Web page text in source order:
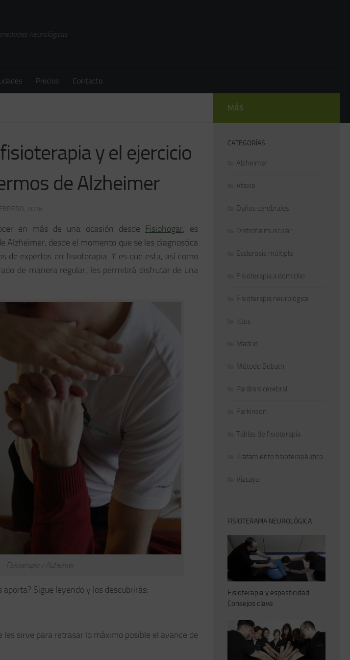
neurológicas
Precios Contacto
y el ejercicio
de Alzheimer
2016
en más de una ocasión desde Fisiohogar, es
Alzheimer, desde el momento que se les diagnostica
de expertos en fisioterapia. Y es que esta, así como
de manera regular, les permitirá disfrutar de una
Fisioterapia y Alzheimer
Sigue leyendo y los descubrirás:
les sirve para retrasar lo máximo posible el avance de
MÁS
CATEGORÍAS
Alzheimer
Ataxia
Daños cerebrales
Distrofia muscular
Esclerosis múltiple
Fisioterapia a domicilio
Fisioterapia neurológica
Ictus
Madrid
Método Bobath
Parálisis cerebral
Parkinson
Tablas de fisioterapia
Tratamiento fisioterapéutico
Vizcaya
FISIOTERAPIA NEUROLÓGICA
Fisioterapia y espasticidad.
Consejos clave